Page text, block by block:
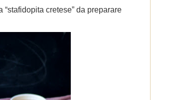
cretese” da preparare